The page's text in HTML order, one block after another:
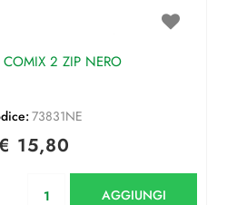
COMIX 2 ZIP NERO
73831NE
15,80
AGGIUNGI